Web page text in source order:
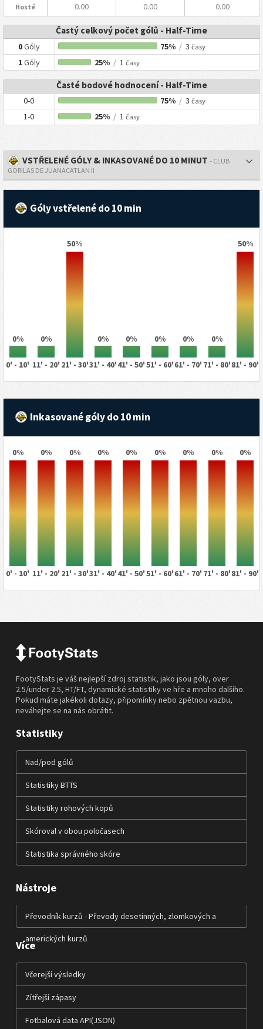
Hosté 0.00 0.00 0.00
Častý celkový počet gólů - Half-Time
0Góly 75% / 3časy
1Góly 25% /1 časy
Časté bodové hodnocení - Half-Time
0-0 75% / 3časy
1-0 25% /1 časy
VSTŘELENÉ GÓLY & INKASOVANÉ DO 10 MINUT - CLUB
GORILAS DE JUANACATLAN II
Góly vstřelené do 10 min
0% 0%
50%
0% 0% 0% 0% 0%
50%
0' - 10' 11' - 20' 21' - 30'31' - 40'41' - 50'51' - 60'61' - 70' 71' - 80'81' - 90'
Inkasované góly do 10 min
0% 0% 0% 0% 0% 0% 0% 0% 0%
0' - 10' 11' - 20' 21' - 30'31' - 40'41' - 50'51' - 60'61' - 70' 71' - 80'81' - 90'
FootyStats je váš nejlepší zdroj statistik, jako jsou góly, over
2.5/under 2.5, HT/FT, dynamické statistiky ve hře a mnoho dalšího.
Pokud máte jakékoli dotazy, připomínky nebo zpětnou vazbu,
neváhejte se na nás obrátit.
Statistiky
Nad/pod gólů
Statistiky BTTS
Statistiky rohových kopů
Skóroval v obou poločasech
Statistika správného skóre
Nástroje
Převodník kurzů - Převody desetinných, zlomkových a
amerických kurzů
Více
Včerejší výsledky
Zítřejší zápasy
Fotbalová data API(JSON)